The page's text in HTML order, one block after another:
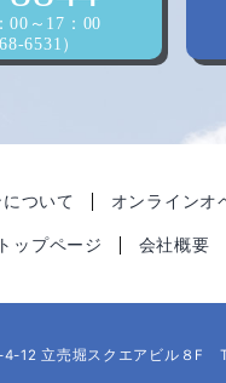
～17：00
6531）
ついて オンラインオ
トップページ 会社概要
12 立売堀スクエアビル８F